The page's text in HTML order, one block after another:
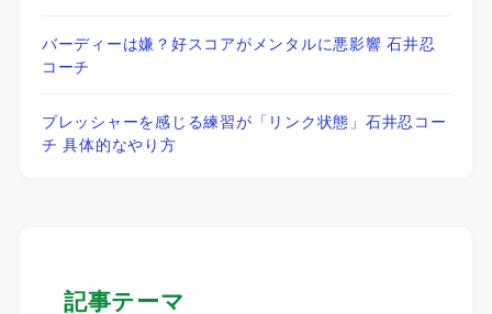
バーディーは嫌？好スコアがメンタルに悪影響 石井忍
コーチ
プレッシャーを感じる練習が「リンク状態」石井忍コー
チ 具体的なやり方
記事テーマ